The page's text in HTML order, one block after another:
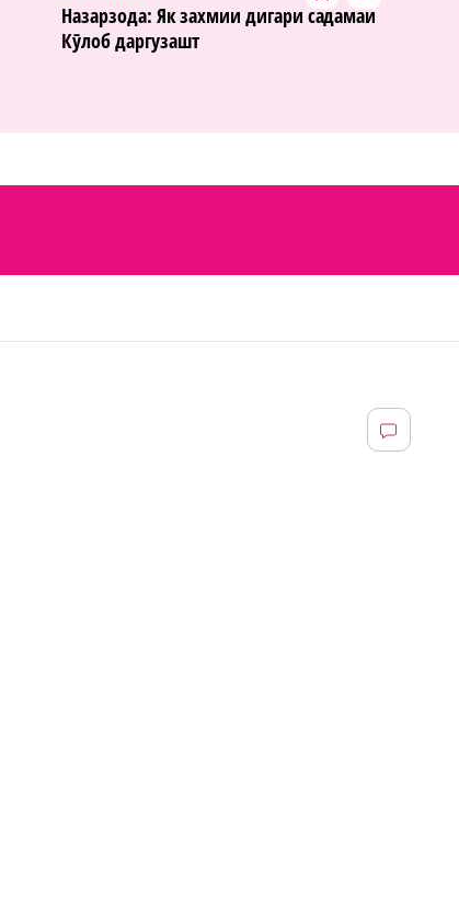
Назарзода: Як захмии дигари садамаи
Кӯлоб даргузашт